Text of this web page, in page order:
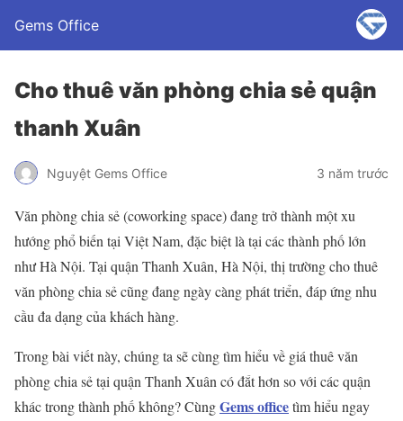
Gems Office
Cho thuê văn phòng chia sẻ quận
thanh Xuân
Nguyệt Gems Office 3 năm trước
Văn phòng chia sẻ (coworking space) đang trở thành một xu
hướng phổ biến tại Việt Nam, đặc biệt là tại các thành phố lớn
như Hà Nội. Tại quận Thanh Xuân, Hà Nội, thị trường cho thuê
văn phòng chia sẻ cũng đang ngày càng phát triển, đáp ứng nhu
cầu đa dạng của khách hàng.
Trong bài viết này, chúng ta sẽ cùng tìm hiểu về giá thuê văn
phòng chia sẻ tại quận Thanh Xuân có đắt hơn so với các quận
khác trong thành phố không? CùngGems officetìm hiểu ngay